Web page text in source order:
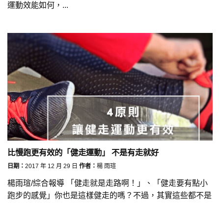
運動效能如何，...
比慢跑更有效的「健走運動」 不是有走就好
日期： 2017 年 12 月 29 日 作者： 楊 雨瑄
楊雨瑄/綜合報導 「健走就是走路啊！」、「健走要有點小
跑步的感覺」你也是這樣健走的嗎？不過，其實這些都不是